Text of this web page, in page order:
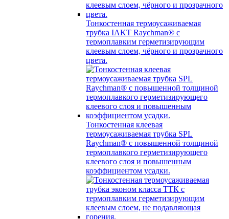
Тонкостенная термоусаживаемая
трубка IAKT Raychman® с
термоплавким герметизирующим
клеевым слоем, чёрного и прозрачного
цвета.
Тонкостенная клеевая
термоусаживаемая трубка SPL
Raychman® с повышенной толщиной
термоплавкого герметизирующего
клеевого слоя и повышенным
коэффициентом усадки.